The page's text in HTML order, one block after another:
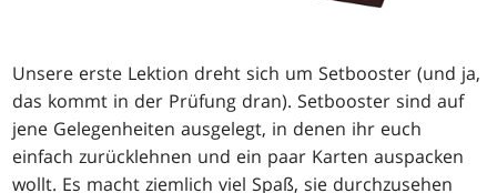
Unsere erste Lektion dreht sich um Setbooster (und ja,
das kommt in der Prüfung dran). Setbooster sind auf
jene Gelegenheiten ausgelegt, in denen ihr euch
einfach zurücklehnen und ein paar Karten auspacken
wollt. Es macht ziemlich viel Spaß, sie durchzusehen